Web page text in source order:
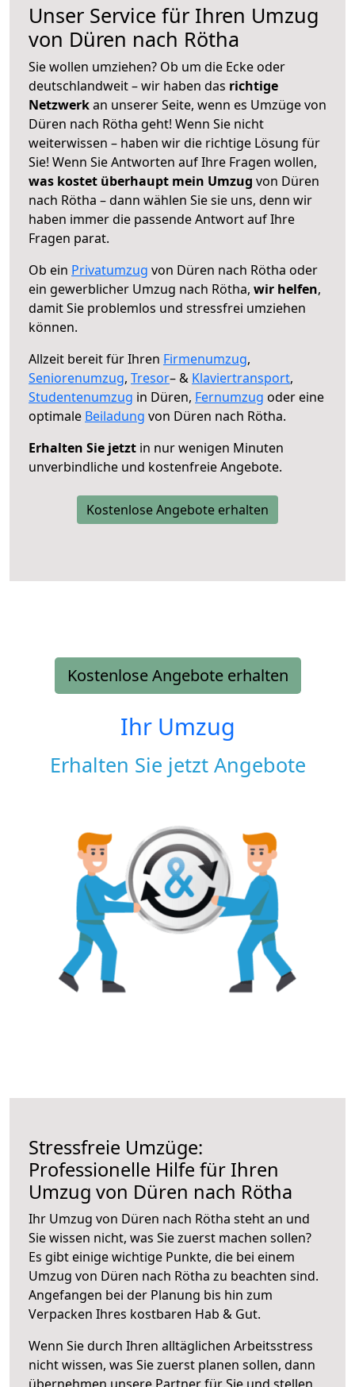
Unser Service für Ihren Umzug
von Düren nach Rötha
Sie wollen umziehen? Ob um die Ecke oder
deutschlandweit – wir haben das richtige
Netzwerkan unserer Seite, wenn es Umzüge von
Düren nach Rötha geht! Wenn Sie nicht
weiterwissen – haben wir die richtige Lösung für
Sie! Wenn Sie Antworten auf Ihre Fragen wollen,
was kostet überhaupt mein Umzug von Düren
nach Rötha – dann wählen Sie sie uns, denn wir
haben immer die passende Antwort auf Ihre
Fragen parat.
Ob ein Privatumzug von Düren nach Rötha oder
ein gewerblicher Umzug nach Rötha, wir helfen,
damit Sie problemlos und stressfrei umziehen
können.
Allzeit bereit für Ihren Firmenumzug,
Seniorenumzug, Tresor– & Klaviertransport,
Studentenumzug in Düren, Fernumzug oder eine
optimale Beiladung von Düren nach Rötha.
Erhalten Sie jetzt in nur wenigen Minuten
unverbindliche und kostenfreie Angebote.
Kostenlose Angebote erhalten
Kostenlose Angebote erhalten
Ihr Umzug
Erhalten Sie jetzt Angebote
Stressfreie Umzüge:
Professionelle Hilfe für Ihren
Umzug von Düren nach Rötha
Ihr Umzug von Düren nach Rötha steht an und
Sie wissen nicht, was Sie zuerst machen sollen?
Es gibt einige wichtige Punkte, die bei einem
Umzug von Düren nach Rötha zu beachten sind.
Angefangen bei der Planung bis hin zum
Verpacken Ihres kostbaren Hab & Gut.
Wenn Sie durch Ihren alltäglichen Arbeitsstress
nicht wissen, was Sie zuerst planen sollen, dann